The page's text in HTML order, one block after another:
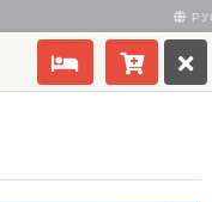
ТУРСТУДИЯ